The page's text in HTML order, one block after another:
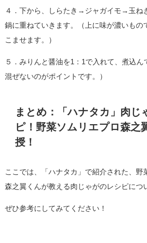
４．下から、しらたき→ジャガイモ→玉ね
鍋に重ねていきます。（上に味が濃いもの
こませます。）
５．みりんと醤油を1：1で入れて、煮込ん
混ぜないのがポイントです。）
まとめ：「ハナタカ」肉じ
ピ！野菜ソムリエプロ森之
授！
ここでは、「ハナタカ」で紹介された、野
森之翼くんが教える肉じゃがのレシピにつ
ぜひ参考にしてみてください！